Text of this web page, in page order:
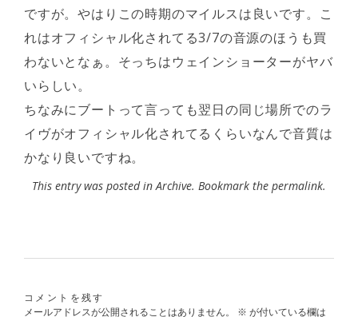
ですが。やはりこの時期のマイルスは良いです。こ
れはオフィシャル化されてる3/7の音源のほうも買
わないとなぁ。そっちはウェインショーターがヤバ
いらしい。
ちなみにブートって言っても翌日の同じ場所でのラ
イヴがオフィシャル化されてるくらいなんで音質は
かなり良いですね。
This entry was posted inArchive. Bookmark the permalink.
コメントを残す
メールアドレスが公開されることはありません。
※ が付いている欄は